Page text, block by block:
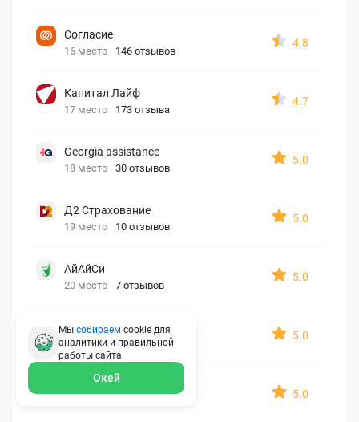
Согласие
16 место 146 отзывов
4.8
Капитал Лайф
17 место 173 отзыва
4.7
Georgia assistance
18 место 30 отзывов
5.0
Д2 Страхование
19 место 10 отзывов
5.0
АйАйСи
20 место 7 отзывов
5.0
OxySport
21 место 6 отзывов
5.0
ERGO AXA
5.0
Мы собираем cookie для
аналитики и правильной
работы сайта
Окей